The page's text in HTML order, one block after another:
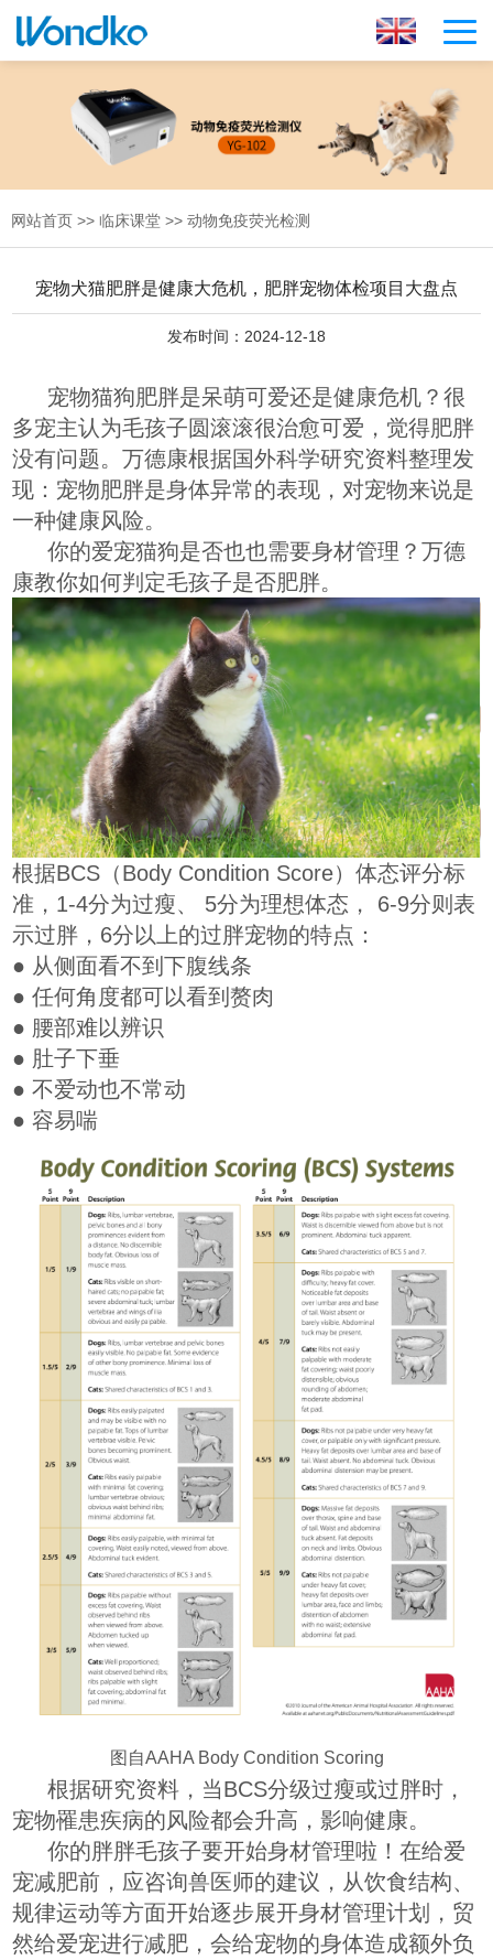
网站首页 >> 临床课堂 >> 动物免疫荧光检测
宠物犬猫肥胖是健康大危机，肥胖宠物体检项目大盘点
发布时间：2024-12-18
宠物猫狗肥胖是呆萌可爱还是健康危机？很
多宠主认为毛孩子圆滚滚很治愈可爱，觉得肥胖
没有问题。万德康根据国外科学研究资料整理发
现：宠物肥胖是身体异常的表现，对宠物来说是
一种健康风险。
你的爱宠猫狗是否也也需要身材管理？万德
康教你如何判定毛孩子是否肥胖。
根据BCS（Body Condition Score）体态评分标
准， 1-4分为过瘦、 5分为理想体态， 6-9分则表
示过胖， 6分以上的过胖宠物的特点：
● 从侧面看不到下腹线条
● 任何角度都可以看到赘肉
● 腰部难以辨识
● 肚子下垂
● 不爱动也不常动
● 容易喘
图自AAHA Body Condition Scoring
根据研究资料，当BCS分级过瘦或过胖时，
宠物罹患疾病的风险都会升高，影响健康。
你的胖胖毛孩子要开始身材管理啦！在给爱
宠减肥前，应咨询兽医师的建议，从饮食结构、
规律运动等方面开始逐步展开身材管理计划，贸
然给爱宠进行减肥，会给宠物的身体造成额外负